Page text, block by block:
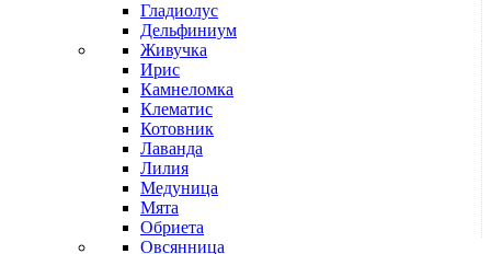
Гладиолус
Дельфиниум
Живучка
Ирис
Камнеломка
Клематис
Котовник
Лаванда
Лилия
Медуница
Мята
Обриета
Овсянница